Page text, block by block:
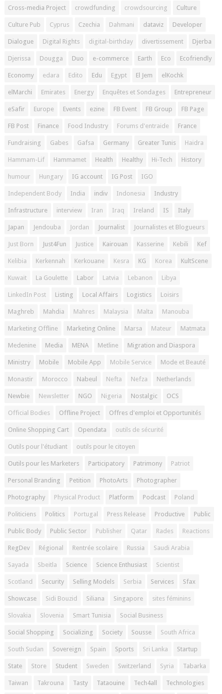
Cross-media Project crowdfunding crowdsourcing Culture
Culture Pub Cyprus Czechia Dahmani dataviz Developer
Dialogue Digital Rights digital-birthday divertissement Djerba
Djerissa Dougga Duo e-commerce Earth Eco Ecofriendly
Economy edara Edito Edu Egypt El Jem elKochk
elMarchi Emirates Energy Enquêtes et Sondages Entrepreneur
eSafir Europe Events ezine FB Event FB Group FB Page
FB Post Finance Food Industry Forums d'entraide France
Fundraising Gabes Gafsa Germany Greater Tunis Haidra
Hammam-Lif Hammamet Health Healthy Hi-Tech History
humour Hungary IG account IG Post IGO
Independent Body India indiv Indonesia Industry
Infrastructure interview Iran Iraq Ireland IS Italy
Japan Jendouba Jordan Journalist Journalistes et Blogueurs
Just Born Just4Fun Justice Kairouan Kasserine Kebili Kef
Kelibia Kerkennah Kerkouane Kesra KG Korea KultScene
Kuwait La Goulette Labor Latvia Lebanon Libya
LinkedIn Post Listing Local Affairs Logistics Loisirs
Maghreb Mahdia Mahres Malaysia Malta Manouba
Marketing Offline Marketing Online Marsa Mateur Matmata
Medenine Media MENA Metline Migration and Diaspora
Ministry Mobile Mobile App Mobile Service Mode et Beauté
Monastir Morocco Nabeul Nefta Nefza Netherlands
Newbie Newsletter NGO Nigeria Nostalgic OCS
Official Bodies Offline Project Offres d'emploi et Opportunités
Online Shopping Cart Opendata outils de sécurité
Outils pour l'étudiant outils pour le citoyen
Outils pour les Marketers Participatory Patrimony Patriot
Personal Branding Petition PhotoArts Photographer
Photography Physical Product Platform Podcast Poland
Politiciens Politics Portugal Press Release Productive Public
Public Body Public Sector Publisher Qatar Rades Reactions
RegDev Régional Rentrée scolaire Russia Saudi Arabia
Sayada Sbeitla Science Science Enthusiast Scientist
Scotland Security Selling Models Serbia Services Sfax
Showcase Sidi Bouzid Siliana Singapore sites féminins
Slovakia Slovenia Smart Tunisia Social Business
Social Shopping Socializing Society Sousse South Africa
South Sudan Sovereign Spain Sports Sri Lanka Startup
State Store Student Sweden Switzerland Syria Tabarka
Taiwan Takrouna Tasty Tataouine Tech4all Technologies